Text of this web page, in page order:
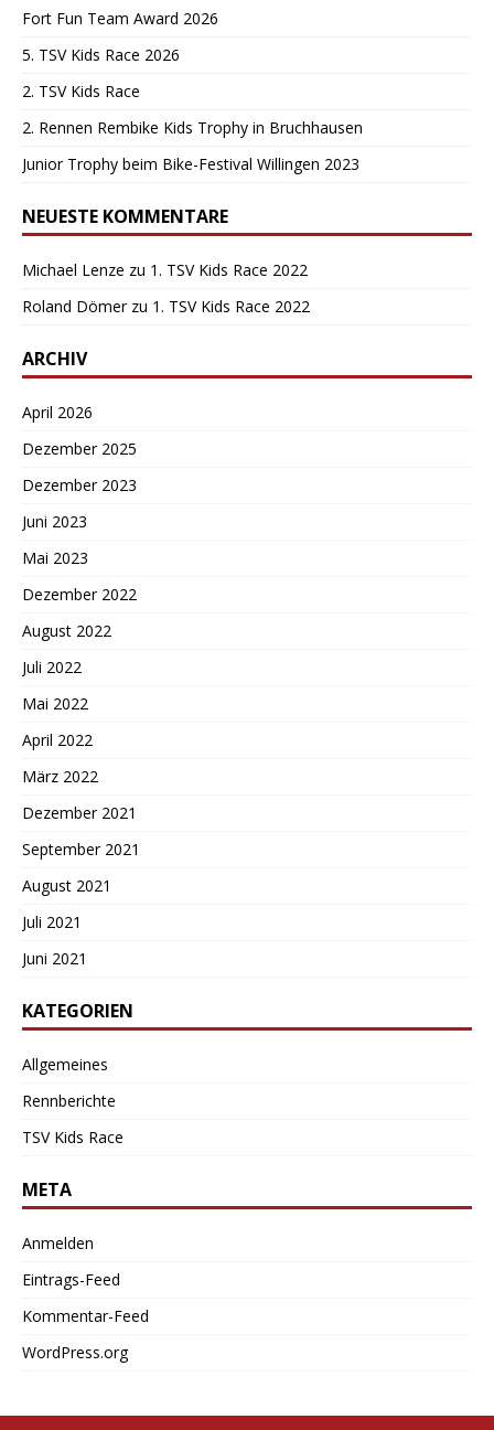
Fort Fun Team Award 2026
5. TSV Kids Race 2026
2. TSV Kids Race
2. Rennen Rembike Kids Trophy in Bruchhausen
Junior Trophy beim Bike-Festival Willingen 2023
NEUESTE KOMMENTARE
Michael Lenze zu 1. TSV Kids Race 2022
Roland Dömerzu 1. TSV Kids Race 2022
ARCHIV
April 2026
Dezember 2025
Dezember 2023
Juni 2023
Mai 2023
Dezember 2022
August 2022
Juli 2022
Mai 2022
April 2022
März 2022
Dezember 2021
September 2021
August 2021
Juli 2021
Juni 2021
KATEGORIEN
Allgemeines
Rennberichte
TSV Kids Race
META
Anmelden
Eintrags-Feed
Kommentar-Feed
WordPress.org